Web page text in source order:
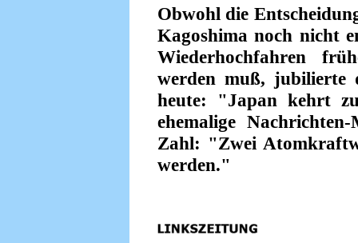
Obwohl die
Kagoshima noch nicht
Wiederhochfahren
werden muß, jubilierte
heute: "Japan kehrt
ehemalige
Zahl: "Zwei
werden."